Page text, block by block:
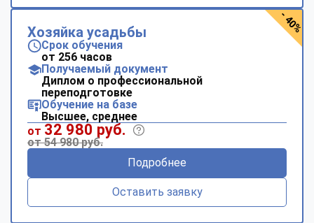
Хозяйка усадьбы
Срок обучения
от 256 часов
Получаемый документ
Диплом о профессиональной
переподготовке
Обучение на базе
Высшее, среднее
от 32 980 руб.
от 54 980 руб.
Подробнее
Оставить заявку
- 40%